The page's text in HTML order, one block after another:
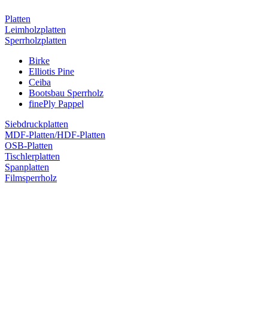
Platten
Leimholzplatten
Sperrholzplatten
Birke
Elliotis Pine
Ceiba
Bootsbau Sperrholz
finePly Pappel
Siebdruckplatten
MDF-Platten/HDF-Platten
OSB-Platten
Tischlerplatten
Spanplatten
Filmsperrholz